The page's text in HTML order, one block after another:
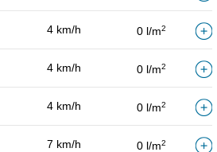
4 km/h 0 l/m2
4 km/h 0 l/m2
4 km/h 0 l/m2
7 km/h 0 l/m2